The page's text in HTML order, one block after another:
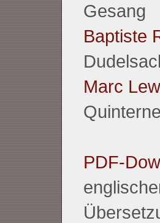
Gesang
Baptiste
Marc
PDF-